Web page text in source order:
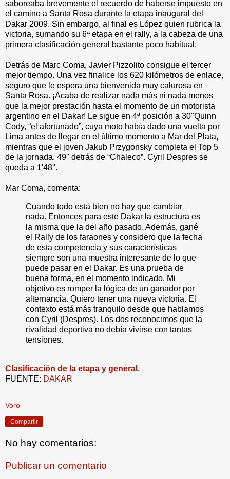
saboreaba brevemente el recuerdo de haberse impuesto en
el camino a Santa Rosa durante la etapa inaugural del
Dakar 2009. Sin embargo, al final es López quien rubrica la
victoria, sumando su 6ª etapa en el rally, a la cabeza de una
primera clasificación general bastante poco habitual.
Detrás de Marc Coma, Javier Pizzolito consigue el tercer
mejor tiempo. Una vez finalice los 620 kilómetros de enlace,
seguro que le espera una bienvenida muy calurosa en
Santa Rosa. ¡Acaba de realizar nada más ni nada menos
que la mejor prestación hasta el momento de un motorista
argentino en el Dakar! Le sigue en 4ª posición a 30''Quinn
Cody, “el afortunado”, cuya moto había dado una vuelta por
Lima antes de llegar en el último momento a Mar del Plata,
mientras que el joven Jakub Przygonsky completa el Top 5
de la jornada, 49'' detrás de “Chaleco”. Cyril Despres se
queda a 1'48''.
Mar Coma, comenta:
Cuando todo está bien no hay que cambiar
nada. Entonces para este Dakar la estructura es
la misma que la del año pasado. Además, gané
el Rally de los faraones y considero que la fecha
de esta competencia y sus características
siempre son una muestra interesante de lo que
puede pasar en el Dakar. Es una prueba de
buena forma, en el momento indicado. Mi
objetivo es romper la lógica de un ganador por
alternancia. Quiero tener una nueva victoria. El
contexto está más tranquilo desde que hablamos
con Cyril (Despres). Los dos reconocimos que la
rivalidad deportiva no debía vivirse con tantas
tensiones.
Clasificación de la etapa y general.
FUENTE: DAKAR
Voro
Compartir
No hay comentarios:
Publicar un comentario